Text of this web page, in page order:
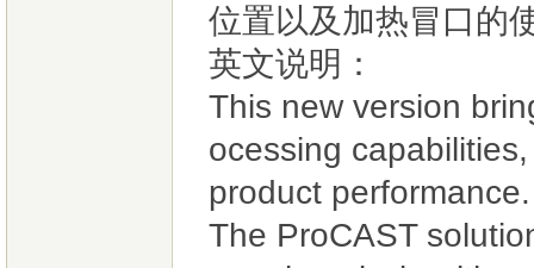
位置以及加热冒口的
英文说明：
This new version
ocessing
product performance.
The ProCAST